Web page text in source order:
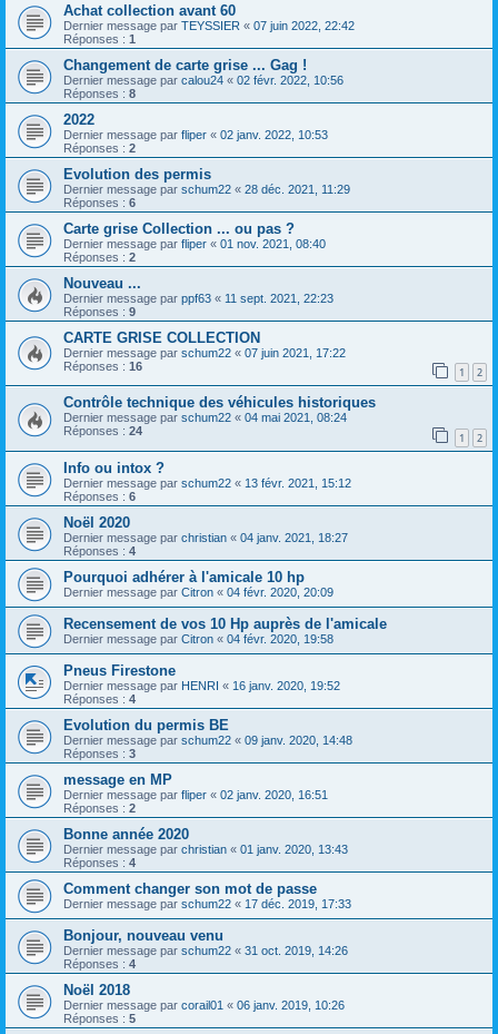
Achat collection avant 60
Dernier message par TEYSSIER « 07 juin 2022, 22:42
Réponses : 1
Changement de carte grise ... Gag !
Dernier message par calou24 « 02 févr. 2022, 10:56
Réponses : 8
2022
Dernier message par fliper « 02 janv. 2022, 10:53
Réponses : 2
Evolution des permis
Dernier message par schum22 « 28 déc. 2021, 11:29
Réponses : 6
Carte grise Collection ... ou pas ?
Dernier message par fliper « 01 nov. 2021, 08:40
Réponses : 2
Nouveau ...
Dernier message par ppf63 « 11 sept. 2021, 22:23
Réponses : 9
CARTE GRISE COLLECTION
Dernier message par schum22 « 07 juin 2021, 17:22
Réponses : 16 1 2
Contrôle technique des véhicules historiques
Dernier message par schum22 « 04 mai 2021, 08:24
Réponses : 24 1 2
Info ou intox ?
Dernier message par schum22 « 13 févr. 2021, 15:12
Réponses : 6
Noël 2020
Dernier message par christian « 04 janv. 2021, 18:27
Réponses : 4
Pourquoi adhérer à l'amicale 10 hp
Dernier message par Citron « 04 févr. 2020, 20:09
Recensement de vos 10 Hp auprès de l'amicale
Dernier message par Citron « 04 févr. 2020, 19:58
Pneus Firestone
Dernier message par HENRI « 16 janv. 2020, 19:52
Réponses : 4
Evolution du permis BE
Dernier message par schum22 « 09 janv. 2020, 14:48
Réponses : 3
message en MP
Dernier message par fliper « 02 janv. 2020, 16:51
Réponses : 2
Bonne année 2020
Dernier message par christian « 01 janv. 2020, 13:43
Réponses : 4
Comment changer son mot de passe
Dernier message par schum22 « 17 déc. 2019, 17:33
Bonjour, nouveau venu
Dernier message par schum22 « 31 oct. 2019, 14:26
Réponses : 4
Noël 2018
Dernier message par corail01 « 06 janv. 2019, 10:26
Réponses : 5